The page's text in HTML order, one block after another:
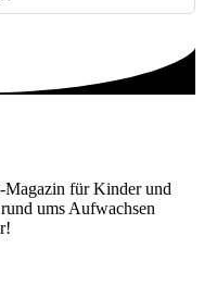
Magazin für Kinder und
ums Aufwachsen